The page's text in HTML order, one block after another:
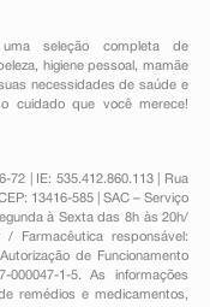
seleção completa de
, higiene pessoal ,mamãe
necessidades de saúde e
cuidado que você merece!
72 | IE: 535.412.860.113 | Rua
13416-585 | SAC – Serviço
à Sexta das 8h às 20h/
/ Farmacêutica responsável:
de Funcionamento
000047-1-5. As informações
remédios e medicamentos,